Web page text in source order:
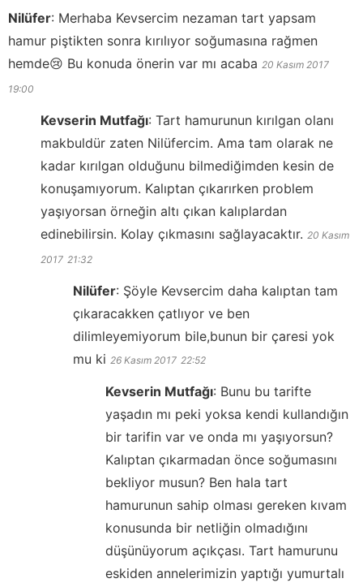
Nilüfer: Merhaba Kevsercim nezaman tart yapsam
hamur piştikten sonra kırılıyor soğumasına rağmen
hemde😢 Bu konuda önerin var mı acaba 20 Kasım 2017
19:00
Kevserin Mutfağı: Tart hamurunun kırılgan olanı
makbuldür zaten Nilüfercim. Ama tam olarak ne
kadar kırılgan olduğunu bilmediğimden kesin de
konuşamıyorum. Kalıptan çıkarırken problem
yaşıyorsan örneğin altı çıkan kalıplardan
edinebilirsin. Kolay çıkmasını sağlayacaktır. 20 Kasım
2017 21:32
Nilüfer: Şöyle Kevsercim daha kalıptan tam
çıkaracakken çatlıyor ve ben
dilimleyemiyorum bile,bunun bir çaresi yok
mu ki 26 Kasım 2017 22:52
Kevserin Mutfağı: Bunu bu tarifte
yaşadın mı peki yoksa kendi kullandığın
bir tarifin var ve onda mı yaşıyorsun?
Kalıptan çıkarmadan önce soğumasını
bekliyor musun? Ben hala tart
hamurunun sahip olması gereken kıvam
konusunda bir netliğin olmadığını
düşünüyorum açıkçası. Tart hamurunu
eskiden annelerimizin yaptığı yumurtalı